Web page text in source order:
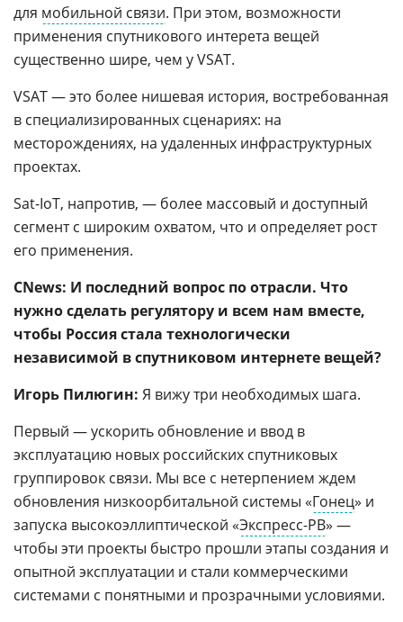
для мобильной связи. При этом, возможности
применения спутникового интерета вещей
существенно шире, чем у VSAT.
VSAT — это более нишевая история, востребованная
в специализированных сценариях: на
месторождениях, на удаленных инфраструктурных
проектах.
Sat-IoT, напротив, — более массовый и доступный
сегмент с широким охватом, что и определяет рост
его применения.
CNews: И последний вопрос по отрасли. Что
нужно сделать регулятору и всем нам вместе,
чтобы Россия стала технологически
независимой в спутниковом интернете вещей?
Игорь Пилюгин: Я вижу три необходимых шага.
Первый — ускорить обновление и ввод в
эксплуатацию новых российских спутниковых
группировок связи. Мы все с нетерпением ждем
обновления низкоорбитальной системы «Гонец» и
запуска высокоэллиптической «Экспресс-РВ» —
чтобы эти проекты быстро прошли этапы создания и
опытной эксплуатации и стали коммерческими
системами с понятными и прозрачными условиями.